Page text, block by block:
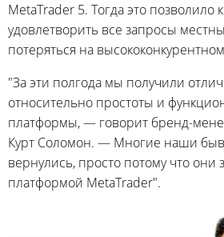
MetaTrader 5. Тогда это позволило
удовлетворить все запросы
потеряться на
"За эти полгода мы получили
относительно простоты и
платформы, — говорит бренд-
Курт Соломон. — Многие наши
вернулись, просто потому что они
платформой MetaTrader".